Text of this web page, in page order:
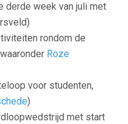
derde week van juli met
rondom de
Roze
voor studenten,
)
met start